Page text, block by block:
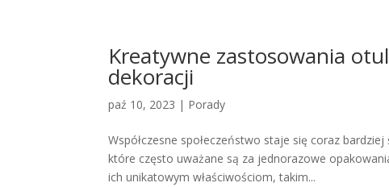
Kreatywne zastosowania
dekoracji
paź 10, 2023 | Porady
Współczesne społeczeństwo staje się coraz
które często uważane są za jednorazowe
ich unikatowym właściwościom, takim...